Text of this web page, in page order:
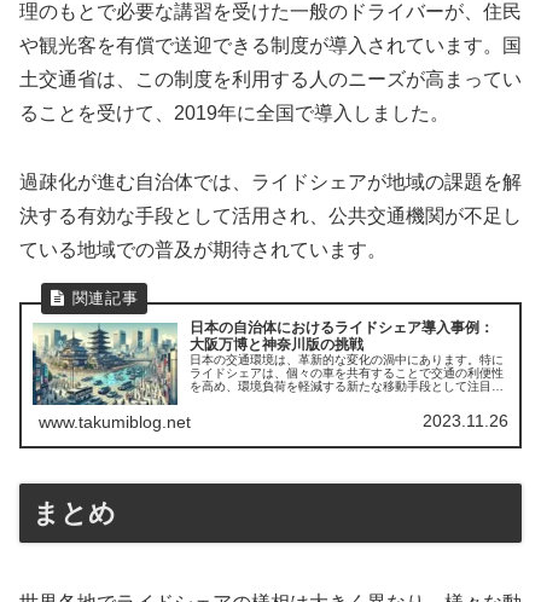
理のもとで必要な講習を受けた一般のドライバーが、住民
や観光客を有償で送迎できる制度が導入されています。国
土交通省は、この制度を利用する人のニーズが高まってい
ることを受けて、2019年に全国で導入しました。
過疎化が進む自治体では、ライドシェアが地域の課題を解
決する有効な手段として活用され、公共交通機関が不足し
ている地域での普及が期待されています。
日本の自治体におけるライドシェア導入事例：
大阪万博と神奈川版の挑戦
日本の交通環境は、革新的な変化の渦中にあります。特に
ライドシェアは、個々の車を共有することで交通の利便性
を高め、環境負荷を軽減する新たな移動手段として注目を
ステムを活用し、公共交通の不足や過疎化に対応するため
の積極的な取り組みが進行中です。本記事では、日本各地
題解決に役立てているのかを紹介します。大阪の万博に向
www.takumiblog.net 2023.11.26
まとめ